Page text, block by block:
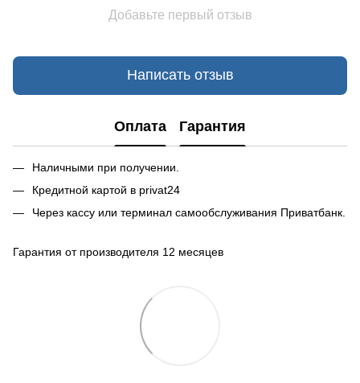
Добавьте первый отзыв
Написать отзыв
Оплата Гарантия
Наличными при получении.
Кредитной картой в privat24
Через кассу или терминал самообслуживания Приватбанк.
Гарантия от производителя 12 месяцев